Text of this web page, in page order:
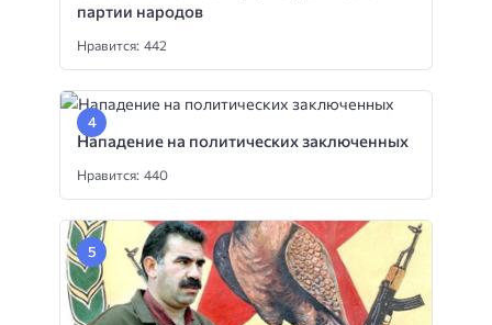
партии народов
Нравится: 442
Нападение на политических заключенных
Нравится: 440